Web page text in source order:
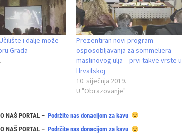
i dalje može
Grada
Prezentiran novi program
osposobljavanja za sommeliera
maslinovog ulja – prvi takve vrste u
Hrvatskoj
10. siječnja 2019.
U "Obrazovanje"
NAŠ PORTAL – Podržite nas donacijom za kavu
NAŠ PORTAL – Podržite nas donacijom za kavu